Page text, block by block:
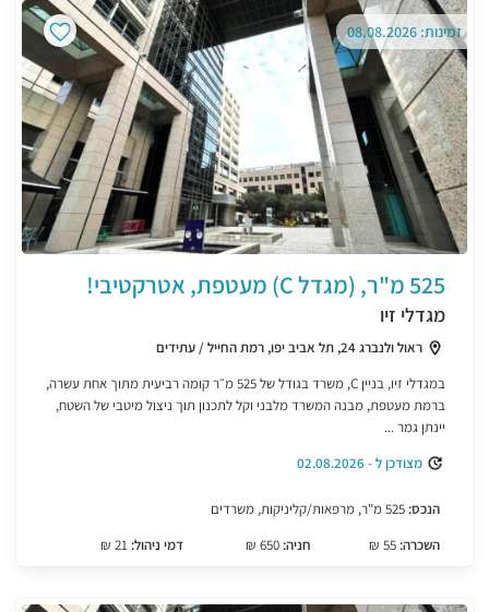
זמינות: 08.08.2026
525 מ"ר, (מגדל C) מעטפת, אטרקטיבי!
מגדלי זיו
ראול ולנברג 24, תל אביב יפו, רמת החייל / עתידים
במגדלי זיו, בניין C, משרד בגודל של 525 מ״ר קומה רביעית מתוך אחת עשרה,
ברמת מעטפת, מבנה המשרד מלבני וקל לתכנון תוך ניצול מיטבי של השטח,
יינתן גמר ...
מצודכן ל - 02.08.2026
הנכס:
השכרה:
חניה: דמי ניהול: 21 ₪